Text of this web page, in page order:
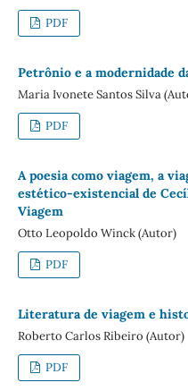
PDF
Petrônio e a modernidade
Maria Ivonete Santos Silva
PDF
A poesia como viagem, a
estético-existencial de
Viagem
Otto Leopoldo Winck (Autor)
PDF
Literatura de viagem e
Roberto Carlos Ribeiro (Autor)
PDF